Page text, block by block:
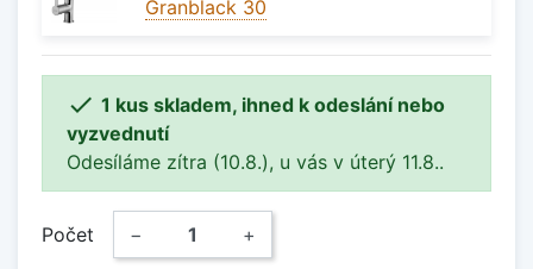
Granblack 30
 1 kus skladem, ihned k odeslání nebo
vyzvednutí
Odesíláme zítra (10.8.), u vás v úterý 11.8..
Počet − +